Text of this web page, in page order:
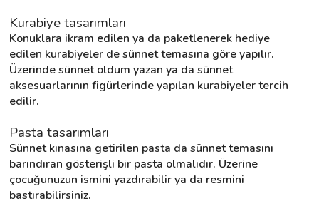
Kurabiye tasarımları
Konuklara ikram edilen ya da paketlenerek hediye
edilen kurabiyeler de sünnet temasına göre yapılır.
Üzerinde sünnet oldum yazan ya da sünnet
aksesuarlarının figürlerinde yapılan kurabiyeler tercih
edilir.
Pasta tasarımları
Sünnet kınasına getirilen pasta da sünnet temasını
barındıran gösterişli bir pasta olmalıdır. Üzerine
çocuğunuzun ismini yazdırabilir ya da resmini
bastırabilirsiniz.